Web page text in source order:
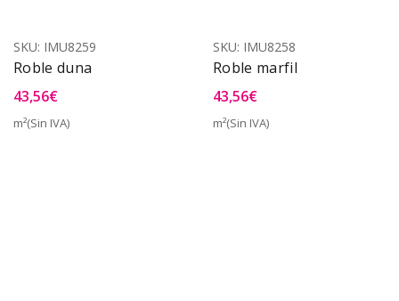
SKU: IMU8259
Roble duna
43,56€
m²(Sin IVA)
SKU: IMU8258
Roble marfil
43,56€
m²(Sin IVA)